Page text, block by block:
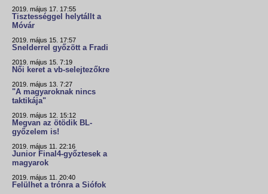
2019. május 17. 17:55
Tisztességgel helytállt a
Móvár
2019. május 15. 17:57
Snelderrel győzött a Fradi
2019. május 15. 7:19
Női keret a vb-selejtezőkre
2019. május 13. 7:27
"A magyaroknak nincs
taktikája"
2019. május 12. 15:12
Megvan az ötödik BL-
győzelem is!
2019. május 11. 22:16
Junior Final4-győztesek a
magyarok
2019. május 11. 20:40
Felülhet a trónra a Siófok